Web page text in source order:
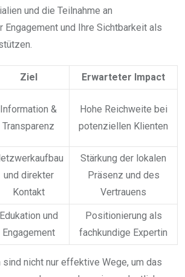
und die Teilnahme an
Engagement und Ihre Sichtbarkeit als
Ziel Erwarteter Impact
Information &
Transparenz
Hohe Reichweite bei
potenziellen Klienten
und direkter
Kontakt
Stärkung der lokalen
Präsenz und des
Vertrauens
Edukation und
Engagement
Positionierung als
fachkundige Expertin
sind nicht nur effektive Wege, um das